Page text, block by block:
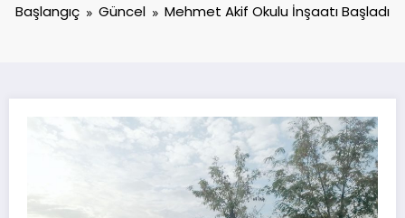
Başlangıç Güncel Mehmet Akif Okulu İnşaatı Başladı